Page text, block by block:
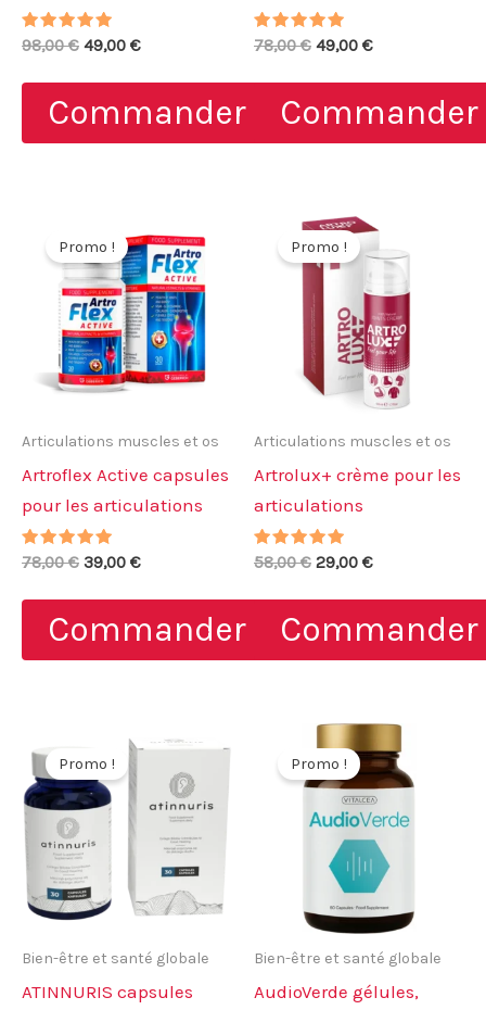
Note
98,00€ Le
initial
était :
98,00 €.
49,00 €Le
actuel
est :
49,00 €.
Commander
Note
78,00€ Le
initial
était :
78,00 €.
49,00 €Le
actuel
est :
49,00 €.
Commander
Promo !
Articulations muscles et os
Artroflex Active capsules
pour les articulations
Note
78,00€ Le
initial
était :
78,00 €.
39,00 €Le
actuel
est :
39,00 €.
Commander
Promo !
Articulations muscles et os
Artrolux+ crème pour les
articulations
Note
58,00€ Le
initial
était :
58,00 €.
29,00 €Le
actuel
est :
29,00 €.
Commander
Promo !
Bien-être et santé globale
ATINNURIS capsules
Promo !
Bien-être et santé globale
AudioVerde gélules,